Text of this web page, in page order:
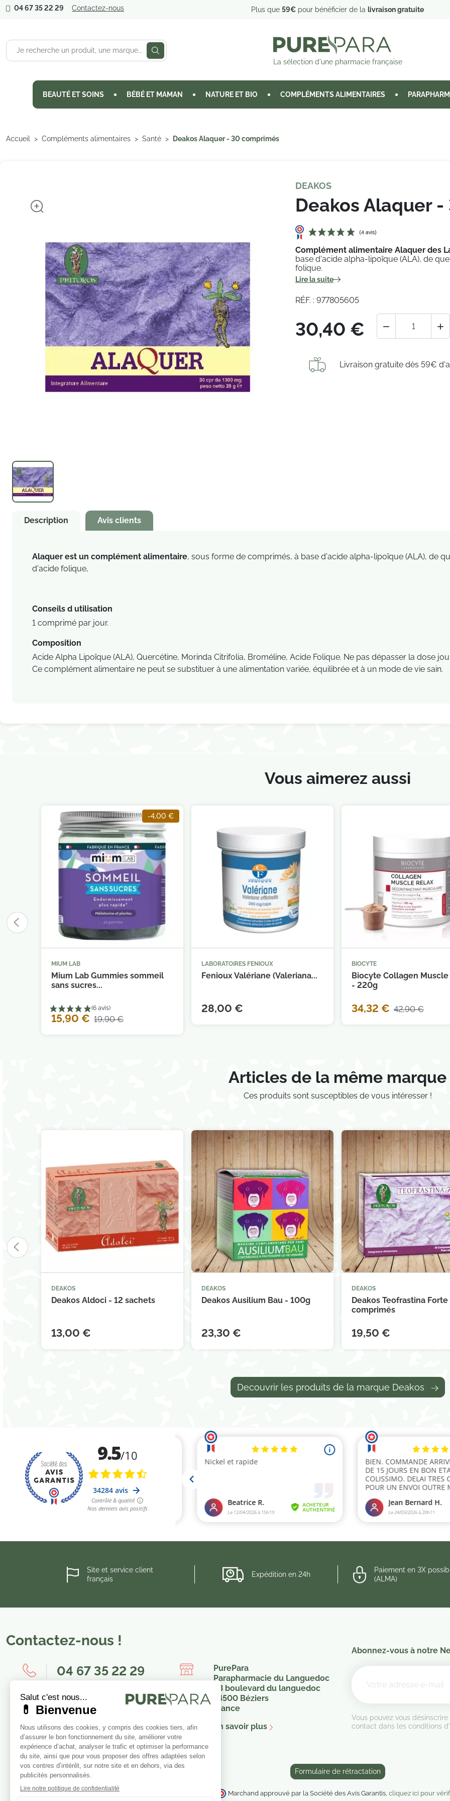
04 67 35 22 29 Contactez-nous Plus que 59€ pour bénéficier de la livraison gratuite
La sélection d'une pharmacie française
BEAUTÉ ET SOINS BÉBÉ ET MAMAN NATURE ET BIO COMPLÉMENTS ALIMENTAIRES
Accueil Compléments alimentaires Santé Deakos Alaquer - 30 comprimés
DEAKOS
Deakos Alaquer
Complément alimentaire Alaquer des
base d'acide alpha-lipoïque (ALA), de
folique.
Lire la suite
RÉF. : 977805605
30,40 €  
Livraison gratuite dès 59€
Description Avis clients
Alaquer est un complément alimentaire, sous forme de comprimés, à base d'acide alpha-lipoïque (ALA), de
d'acide folique,
Conseils d utilisation
1 comprimé par jour.
Composition
Acide Alpha Lipoïque (ALA), Quercétine, Morinda Citrifolia, Broméline, Acide Folique. Ne pas dépasser la dose
Ce complément alimentaire ne peut se substituer à une alimentation variée, équilibrée et à un mode de vie sain.
Vous aimerez aussi
-4,00 €
 
MIUM LAB
Mium Lab Gummies sommeil
sans sucres...
15,90 € 19,90 €
 
LABORATOIRES FENIOUX
Fenioux Valériane (Valeriana...
28,00 €
 
BIOCYTE
Biocyte Collagen
- 220g
34,32 € 42,90 €
Articles de la même marque
Ces produits sont susceptibles de vous intéresser !
DEAKOS
Deakos Aldoci - 12 sachets
13,00 €

DEAKOS
Deakos Ausilium Bau - 100g
23,30 €
DEAKOS
Deakos Teofrastina
comprimés
19,50 €
Decouvrir les produits de la marque Deakos
Site et service client
français
Expédition en 24h
Paiement en 3X
(ALMA)
Contactez-nous !
04 67 35 22 29
Nous envoyer un message
PurePara
Parapharmacie du Languedoc
23 boulevard du languedoc
34500 Béziers
France
En savoir plus
Abonnez-vous à notre
Vous pouvez vous
contact dans les conditions
Formulaire de rétractation
Marchand approuvé par la Société des Avis Garantis, cliquez ici pour